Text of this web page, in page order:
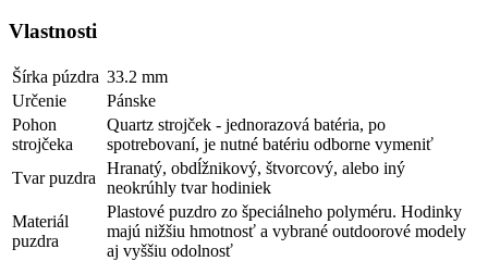
Vlastnosti
Šírka púzdra 33.2 mm
Určenie
Pánske
Pohon
strojčeka
Quartz strojček - jednorazová batéria, po
spotrebovaní, je nutné batériu odborne vymeniť
Tvar puzdra
Hranatý, obdĺžnikový, štvorcový, alebo iný
neokrúhly tvar hodiniek
Materiál
puzdra
Plastové puzdro zo špeciálneho polyméru. Hodinky
majú nižšiu hmotnosť a vybrané outdoorové modely
aj vyššiu odolnosť